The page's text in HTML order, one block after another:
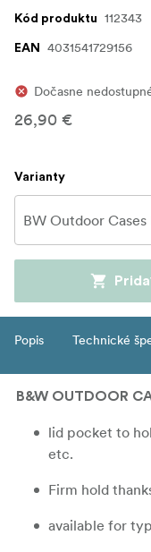
Kód produktu 112343
EAN 4031541729156
Dočasne
26,90 €
Varianty
Popis Technické
B&W OUTDOOR
lid pocket to
etc.
Firm hold
available for